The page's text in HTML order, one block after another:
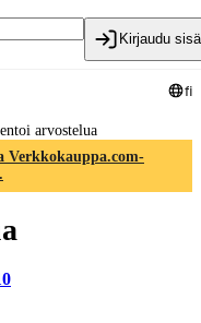
Kirjaudu
fi
arvostelua
Verkkokauppa.com-